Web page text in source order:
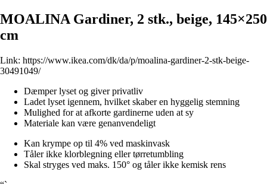
MOALINA Gardiner, 2 stk., beige, 145×250
cm
Link: https://www.ikea.com/dk/da/p/moalina-gardiner-2-stk-beige-
30491049/
Dæmper lyset og giver privatliv
Ladet lyset igennem, hvilket skaber en hyggelig stemning
Mulighed for at afkorte gardinerne uden at sy
Materiale kan være genanvendeligt
Kan krympe op til 4% ved maskinvask
Tåler ikke klorblegning eller tørretumbling
Skal stryges ved maks. 150° og tåler ikke kemisk rens
“`